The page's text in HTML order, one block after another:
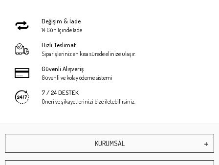
Değişim & İade
14 Gün İçinde İade
Hızlı Teslimat
Siparişleriniz en kısa sürede elinize ulaşır.
Güvenli Alışveriş
Güvenli ve kolay ödeme sistemi
7 / 24 DESTEK
Öneri ve şikayetlerinizi bize iletebilirsiniz.
KURUMSAL